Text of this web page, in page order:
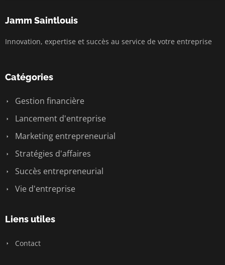
Jamm Saintlouis
Innovation, expertise et succès au service de votre entreprise
Catégories
Gestion financière
Lancement d'entreprise
Marketing entrepreneurial
Stratégies d'affaires
Succès entrepreneurial
Vie d'entreprise
Liens utiles
Contact